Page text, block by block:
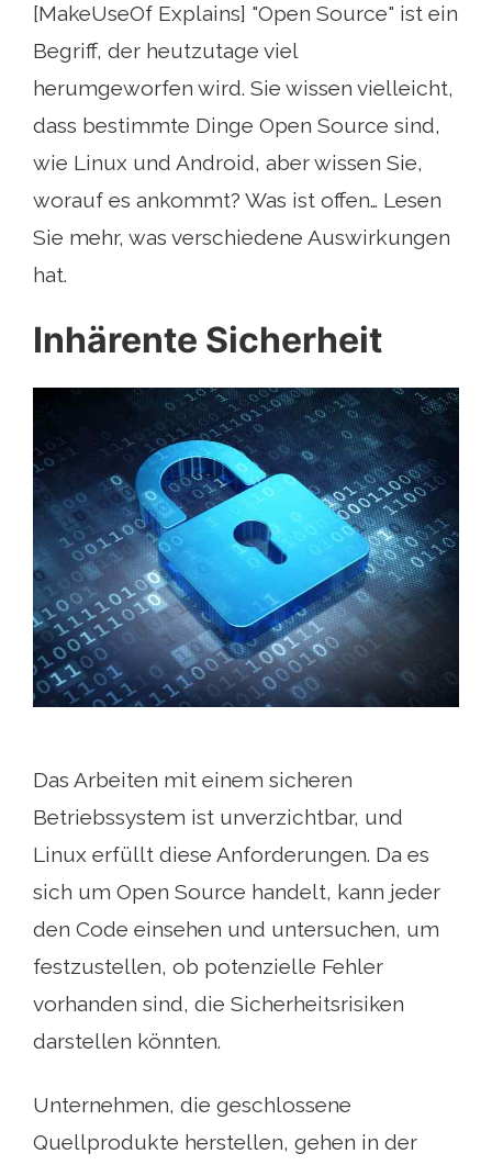
[MakeUseOf Explains] "Open Source" ist ein
Begriff, der heutzutage viel
herumgeworfen wird. Sie wissen vielleicht,
dass bestimmte Dinge Open Source sind,
wie Linux und Android, aber wissen Sie,
worauf es ankommt? Was ist offen… Lesen
Sie mehr, was verschiedene Auswirkungen
hat.
Inhärente Sicherheit
Das Arbeiten mit einem sicheren
Betriebssystem ist unverzichtbar, und
Linux erfüllt diese Anforderungen. Da es
sich um Open Source handelt, kann jeder
den Code einsehen und untersuchen, um
festzustellen, ob potenzielle Fehler
vorhanden sind, die Sicherheitsrisiken
darstellen könnten.
Unternehmen, die geschlossene
Quellprodukte herstellen, gehen in der